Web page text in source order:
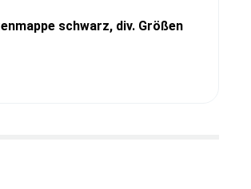
schwarz, div. Größen